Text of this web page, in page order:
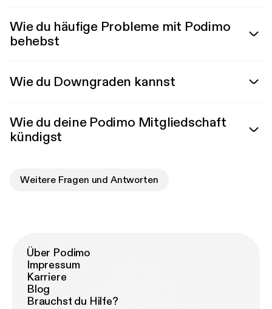
Wie du häufige Probleme mit Podimo
behebst
Wie du Downgraden kannst
Wie du deine Podimo Mitgliedschaft
kündigst
Weitere Fragen und Antworten
Über Podimo
Impressum
Karriere
Blog
Brauchst du Hilfe?